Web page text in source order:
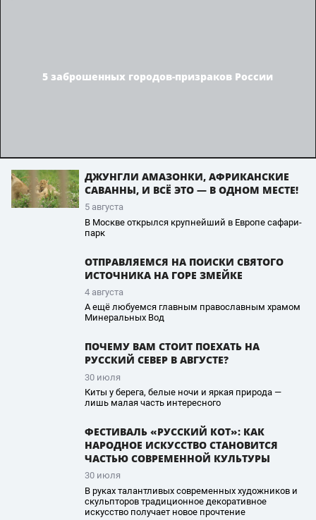
5 заброшенных городов-призраков России
ДЖУНГЛИ АМАЗОНКИ, АФРИКАНСКИЕ
САВАННЫ, И ВСЁ ЭТО — В ОДНОМ МЕСТЕ!
5 августа
В Москве открылся крупнейший в Европе сафари-
парк
ОТПРАВЛЯЕМСЯ НА ПОИСКИ СВЯТОГО
ИСТОЧНИКА НА ГОРЕ ЗМЕЙКЕ
4 августа
А ещё любуемся главным православным храмом
Минеральных Вод
ПОЧЕМУ ВАМ СТОИТ ПОЕХАТЬ НА
РУССКИЙ СЕВЕР В АВГУСТЕ?
30 июля
Киты у берега, белые ночи и яркая природа —
лишь малая часть интересного
ФЕСТИВАЛЬ «РУССКИЙ КОТ»: КАК
НАРОДНОЕ ИСКУССТВО СТАНОВИТСЯ
ЧАСТЬЮ СОВРЕМЕННОЙ КУЛЬТУРЫ
30 июля
В руках талантливых современных художников и
скульпторов традиционное декоративное
искусство получает новое прочтение